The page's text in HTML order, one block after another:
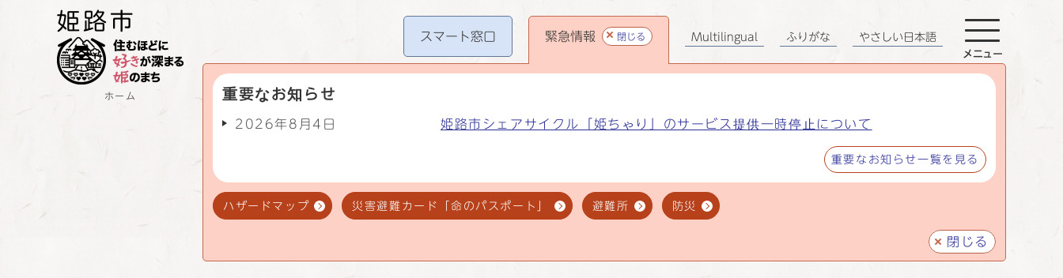
ホーム
スマート窓口 緊急情報 閉じる
重要なお知らせ
2026年8月4日 姫路市シェアサイクル「姫ちゃり」のサービス提供一時停止について
重要なお知らせ一覧を見る
ハザードマップ 災害避難カード「命のパスポート」 避難所 防災
閉じる
Multilingual ふりがな やさしい日本語
メニュー